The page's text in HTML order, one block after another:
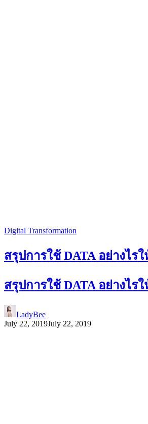
Digital Transformation
สรุปการใช้ DATA อย่างไ
สรุปการใช้ DATA อย่างไ
LadyBee
July 22, 2019July 22, 2019